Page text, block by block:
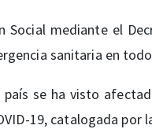
mediante el
sanitaria en
se ha visto
19, catalogada por